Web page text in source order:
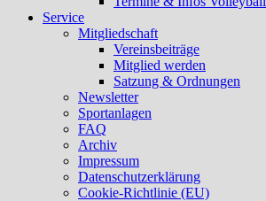
Service
Mitgliedschaft
Vereinsbeiträge
Mitglied werden
Satzung & Ordnungen
Newsletter
Sportanlagen
FAQ
Archiv
Impressum
Datenschutzerklärung
Cookie-Richtlinie (EU)